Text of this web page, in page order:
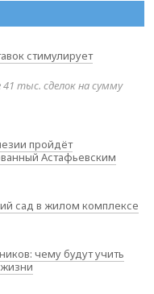
стимулирует
41 тыс. сделок на сумму
пройдёт
Астафьевским
сад в жилом комплексе
чему будут учить